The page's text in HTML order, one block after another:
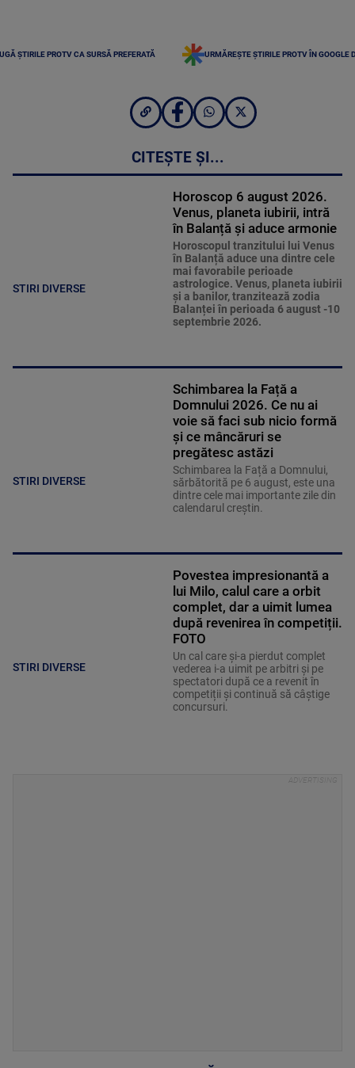
ȘTIRILE PROTV CA SURSĂ PREFERATĂ URMĂREȘTE ȘTIRILE PROTV ÎN GOOGLE
CITEȘTE ȘI...
STIRI DIVERSE
Horoscop 6 august 2026.
Venus, planeta iubirii, intră
în Balanță și aduce armonie
Horoscopul tranzitului lui Venus
în Balanță aduce una dintre cele
mai favorabile perioade
astrologice. Venus, planeta iubirii
și a banilor, tranzitează zodia
Balanței în perioada 6 august -10
septembrie 2026.
STIRI DIVERSE
Schimbarea la Față a
Domnului 2026. Ce nu ai
voie să faci sub nicio formă
și ce mâncăruri se
pregătesc astăzi
Schimbarea la Față a Domnului,
sărbătorită pe 6 august, este una
dintre cele mai importante zile din
calendarul creștin.
STIRI DIVERSE
Povestea impresionantă a
lui Milo, calul care a orbit
complet, dar a uimit lumea
după revenirea în competiții.
FOTO
Un cal care și-a pierdut complet
vederea i-a uimit pe arbitri și pe
spectatori după ce a revenit în
competiții și continuă să câștige
concursuri.